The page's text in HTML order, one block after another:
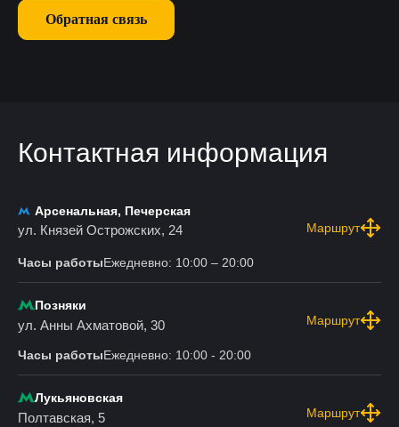
Обратная связь
Контактная информация
Арсенальная, Печерская
ул. Князей Острожских, 24 Маршрут
Часы работыЕжедневно: 10:00 – 20:00
Позняки
ул. Анны Ахматовой, 30 Маршрут
Часы работыЕжедневно: 10:00 - 20:00
Лукьяновская
Полтавская, 5 Маршрут